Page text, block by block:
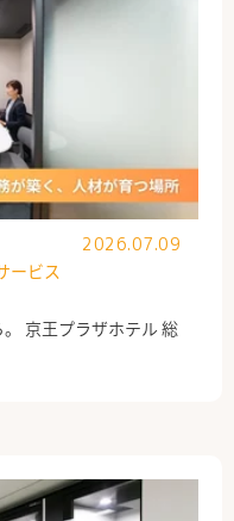
京王プラザホテル 総
ービス
2026.07.09